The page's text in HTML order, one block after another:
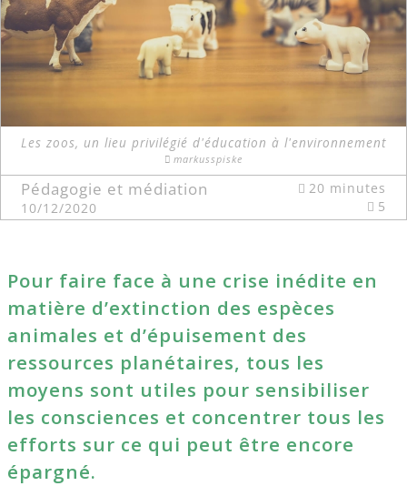
Les zoos, un lieu privilégié d'éducation à l'environnement
markusspiske
Pédagogie et médiation
10/12/2020
20 minutes
5
Pour faire face à une crise inédite en
matière d’extinction des espèces
animales et d’épuisement des
ressources planétaires, tous les
moyens sont utiles pour sensibiliser
les consciences et concentrer tous les
efforts sur ce qui peut être encore
épargné.